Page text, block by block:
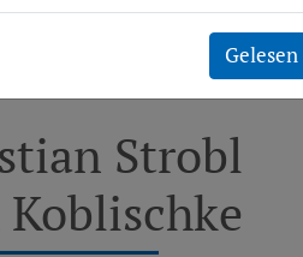
Gelesen
Strobl